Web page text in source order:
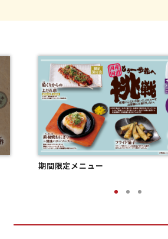
ニュース
鳥貴族 〇〇家
会社情報
よくあるご質問・
期間限定メニュー